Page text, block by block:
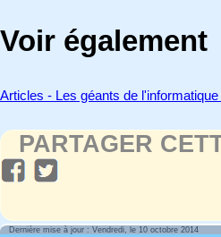
Voir également
Articles - Les géants de
PARTAGER
Dernière mise à jour : Vendredi, le 10 octobre 2014